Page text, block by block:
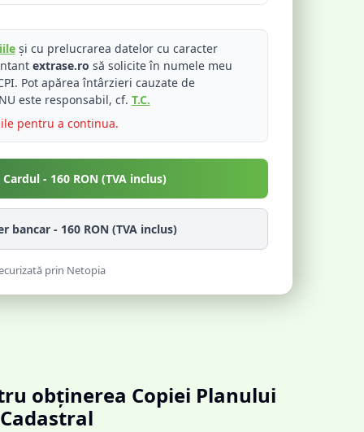
și cu prelucrarea datelor cu caracter
extrase.ro să solicite în numele meu
Pot apărea întârzieri cauzate de
este responsabil, cf. T.C.
pentru a continua.
- 160 RON (TVA inclus)
bancar - 160 RON (TVA inclus)
prin Netopia
obținerea Copiei Planului
Cadastral